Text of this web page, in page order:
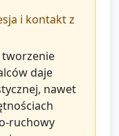
i kontakt z
tworzenie
daje
nawet
ruchowy